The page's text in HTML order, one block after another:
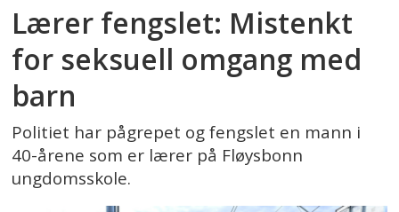
Lærer fengslet: Mistenkt
for seksuell omgang med
barn
Politiet har pågrepet og fengslet en mann i
40-årene som er lærer på Fløysbonn
ungdomsskole.